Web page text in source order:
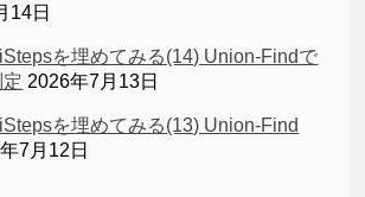
14日
を埋めてみる(14) Union-Findで
2026年7月13日
を埋めてみる(13) Union-Find
7月12日